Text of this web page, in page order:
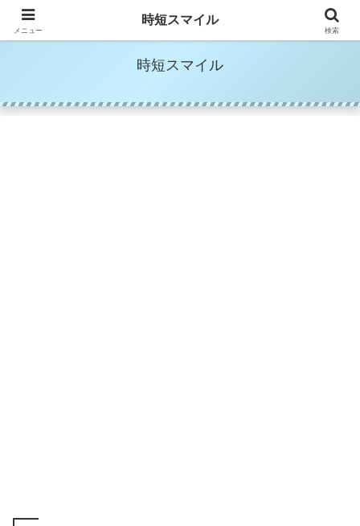
時短家事＆時短美容でママの笑顔を増やす
時短スマイル
メニュー
時短スマイル
検索